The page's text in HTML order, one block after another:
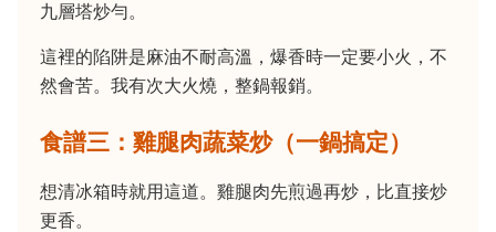
九層塔炒勻。
這裡的陷阱是麻油不耐高溫，爆香時一定要小火，不
然會苦。我有次大火燒，整鍋報銷。
食譜三：雞腿肉蔬菜炒（一鍋搞定）
想清冰箱時就用這道。雞腿肉先煎過再炒，比直接炒
更香。